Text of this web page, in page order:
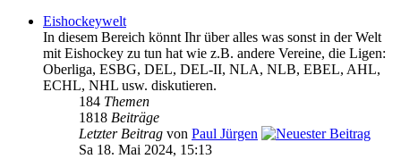
Eishockeywelt
In diesem Bereich könnt Ihr über alles was sonst in der Welt
mit Eishockey zu tun hat wie z.B. andere Vereine, die Ligen:
Oberliga, ESBG, DEL, DEL-II, NLA, NLB, EBEL, AHL,
ECHL, NHL usw. diskutieren.
184 Themen
1818 Beiträge
Letzter Beitrag von Paul Jürgen
Sa 18. Mai 2024, 15:13